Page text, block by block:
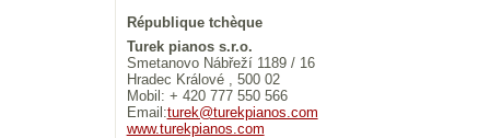
République tchèque
Turek pianos s.r.o.
Smetanovo Nábřeží 1189 / 16
Hradec Králové , 500 02
Mobil: + 420 777 550 566
Email:turek@turekpianos.com
www.turekpianos.com